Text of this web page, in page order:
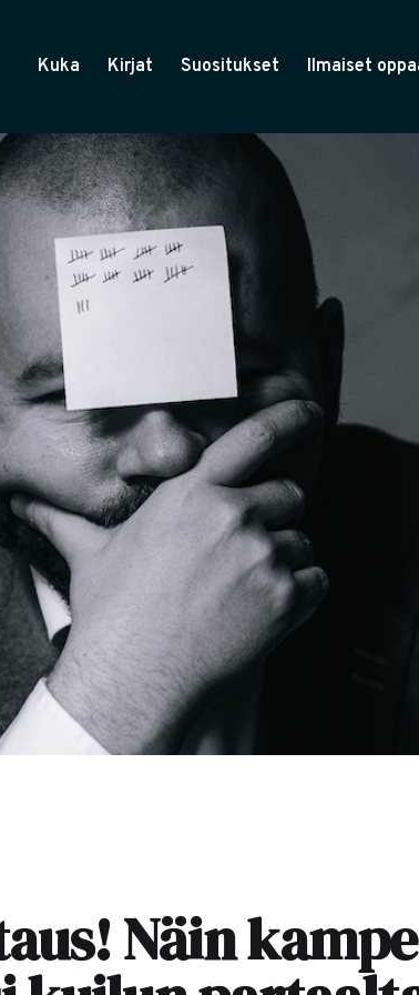
Kuka Kirjat Suositukset Ilmaiset
Näin